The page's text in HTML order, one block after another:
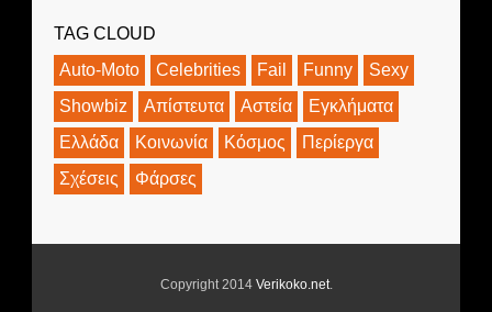
TAG CLOUD
Auto-Moto
Celebrities Fail Funny
Sexy
Showbiz
Απίστευτα Αστεία
Εγκλήματα
Ελλάδα
Κοινωνία Κόσμος
Περίεργα
Σχέσεις
Φάρσες
Copyright 2014 Verikoko.net.